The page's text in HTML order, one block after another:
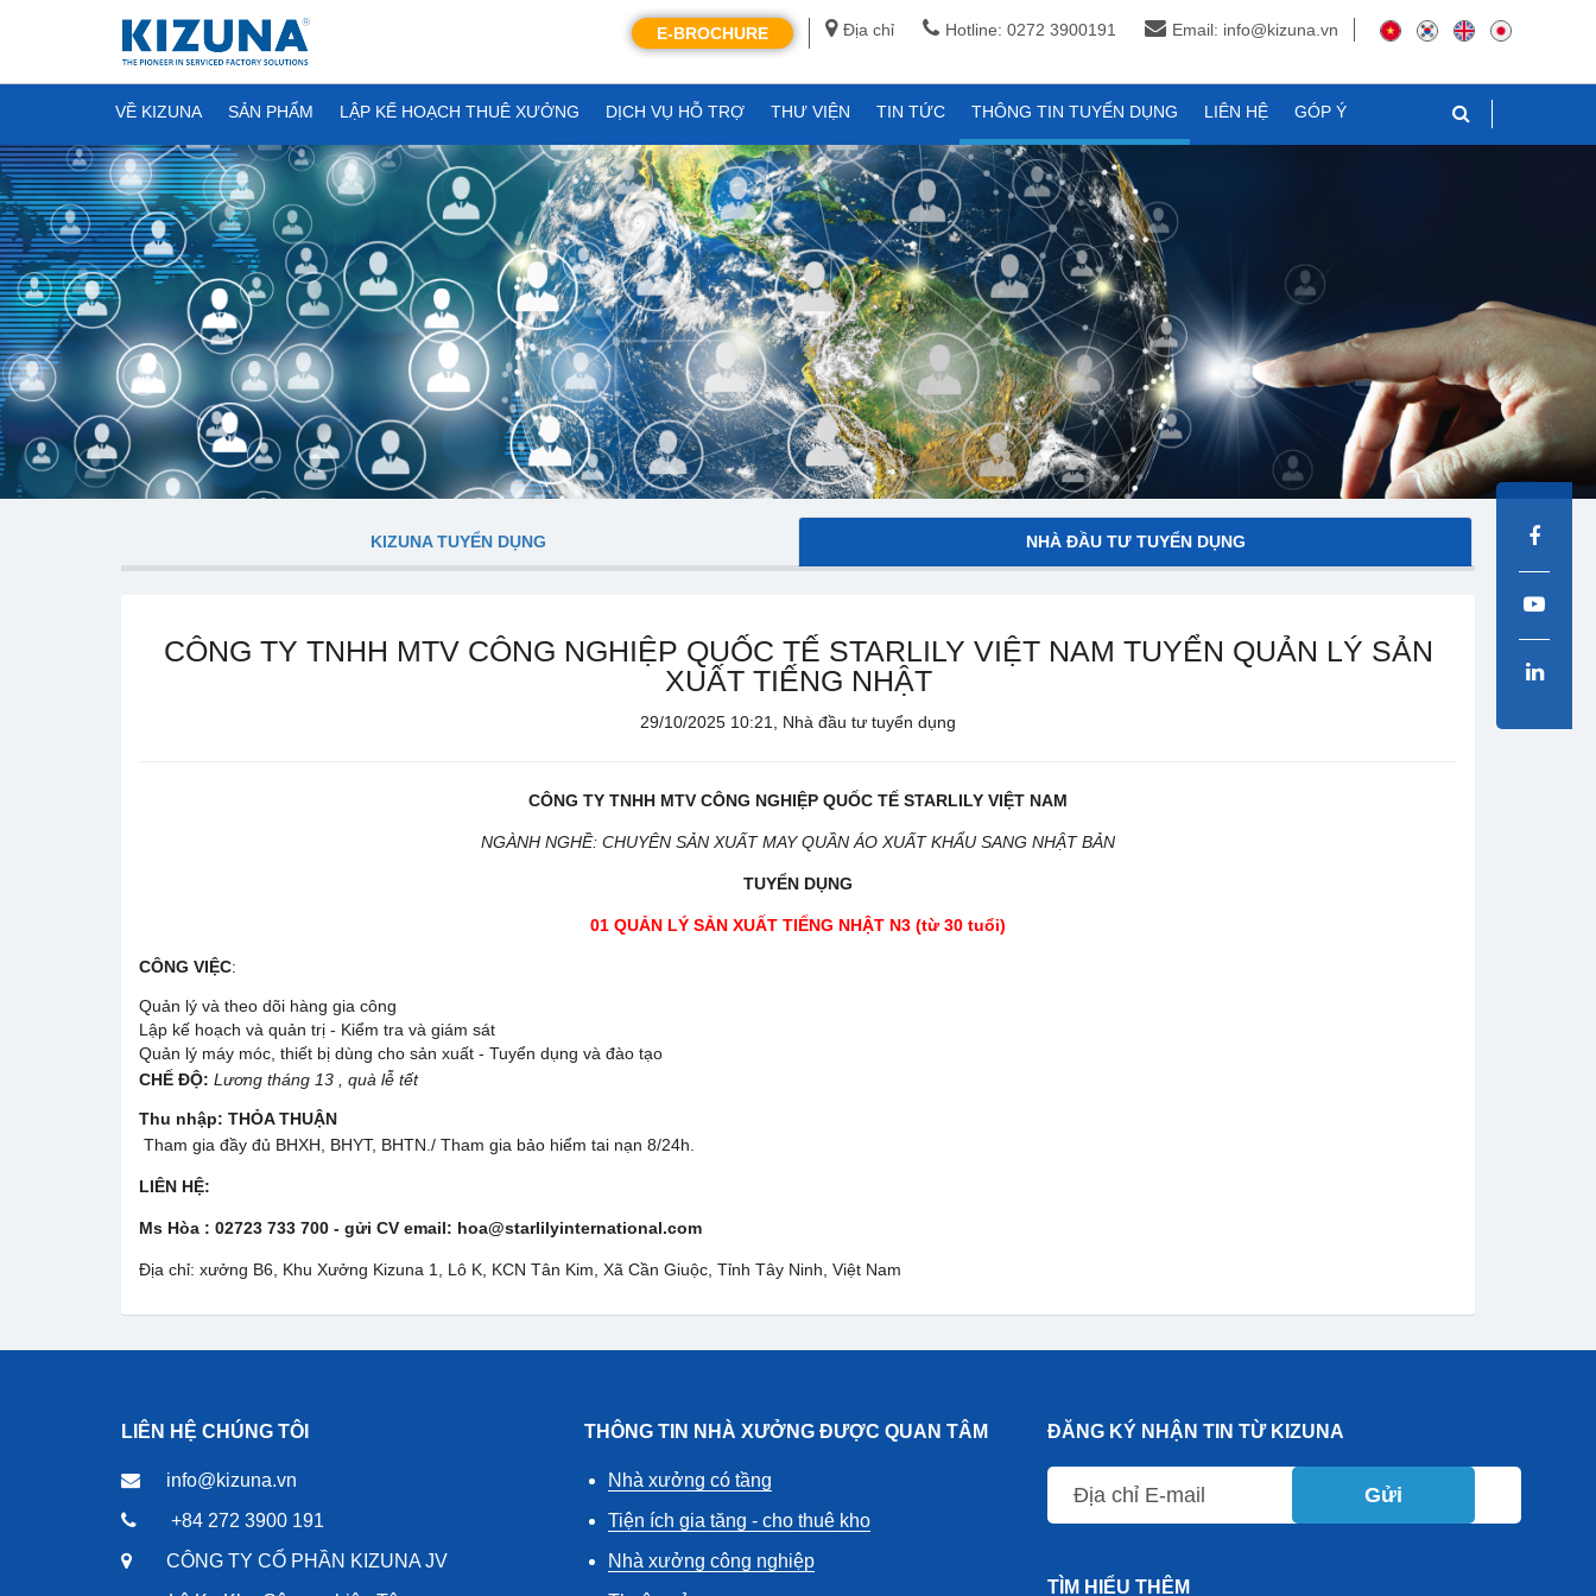
Địa chỉ Hotline: 0272 3900191 Email: info@kizuna.vn
E-BROCHURE
VỀ KIZUNA SẢN PHẨM LẬP KẾ HOẠCH THUÊ XƯỞNG DỊCH VỤ HỖ TRỢ THƯ VIỆN TIN TỨC THÔNG TIN TUYỂN DỤNG LIÊN HỆ GÓP Ý
KIZUNA TUYỂN DỤNG NHÀ ĐẦU TƯ TUYỂN DỤNG
CÔNG TY TNHH MTV CÔNG NGHIỆP QUỐC TẾ STARLILY VIỆT NAM TUYỂN QUẢN LÝ SẢN
XUẤT TIẾNG NHẬT
29/10/2025 10:21, Nhà đầu tư tuyển dụng
CÔNG TY TNHH MTV CÔNG NGHIỆP QUỐC TẾ STARLILY VIỆT NAM
NGÀNH NGHỀ: CHUYÊN SẢN XUẤT MAY QUẦN ÁO XUẤT KHẨU SANG NHẬT BẢN
TUYỂN DỤNG
01 QUẢN LÝ SẢN XUẤT TIẾNG NHẬT N3 (từ 30 tuổi)
CÔNG VIỆC:
Quản lý và theo dõi hàng gia công
Lập kế hoạch và quản trị - Kiểm tra và giám sát
Quản lý máy móc, thiết bị dùng cho sản xuất - Tuyển dụng và đào tạo
CHẾ ĐỘ: Lương tháng 13 , quà lễ tết
Thu nhập: THỎA THUẬN
Tham gia đầy đủ BHXH, BHYT, BHTN./ Tham gia bảo hiểm tai nạn 8/24h.
LIÊN HỆ:
Ms Hòa : 02723 733 700 - gửi CV email: hoa@starlilyinternational.com
Địa chỉ: xưởng B6, Khu Xưởng Kizuna 1, Lô K, KCN Tân Kim, Xã Cần Giuộc, Tỉnh Tây Ninh, Việt Nam
LIÊN HỆ CHÚNG TÔI
info@kizuna.vn
+84 272 3900 191
CÔNG TY CỔ PHẦN KIZUNA JV
THÔNG TIN NHÀ XƯỞNG ĐƯỢC QUAN TÂM
Nhà xưởng có tầng
Tiện ích gia tăng - cho thuê kho
Nhà xưởng công nghiệp
ĐĂNG KÝ NHẬN TIN TỪ KIZUNA
Gửi
TÌM HIỂU THÊM